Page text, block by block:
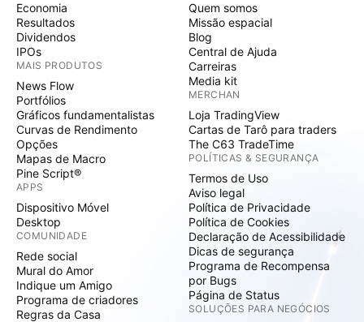
Economia
Resultados
Dividendos
IPOs
MAIS PRODUTOS
News Flow
Portfólios
Gráficos fundamentalistas
Curvas de Rendimento
Opções
Mapas de Macro
Pine Script®
APPS
Dispositivo Móvel
Desktop
COMUNIDADE
Rede social
Mural do Amor
Indique um Amigo
Programa de criadores
Regras da Casa
Quem somos
Missão espacial
Blog
Central de Ajuda
Carreiras
Media kit
MERCHAN
Loja TradingView
Cartas de Tarô para traders
The C63 TradeTime
POLÍTICAS & SEGURANÇA
Termos de Uso
Aviso legal
Política de Privacidade
Política de Cookies
Declaração de Acessibilidade
Dicas de segurança
Programa de Recompensa
por Bugs
Página de Status
SOLUÇÕES PARA NEGÓCIOS